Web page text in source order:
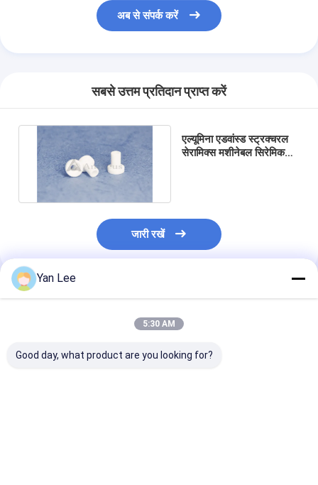
अब से संपर्क करें
सबसे उत्तम प्रतिदान प्राप्त करें
एल्यूमिना एडवांस्ड स्ट्रक्चरल
सेरामिक्स मशीनेबल सिरेमिक
जारी रखें
अनुशंसित उत्पाद
Yan Lee
5:30 AM
Good day, what product are you looking for?